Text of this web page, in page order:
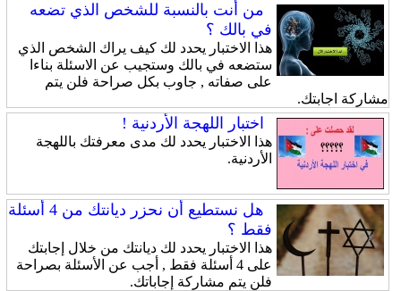
من أنت بالنسبة للشخص الذي تضعه
في بالك ؟
هذا الاختبار يحدد لك كيف يراك الشخص الذي
ستضعه في بالك وستجيب عن الاسئلة بناءا
على صفاته , جاوب بكل صراحة فلن يتم
مشاركة اجابتك.
اختبار اللهجة الأردنية !
هذا الاختبار يحدد لك مدى معرفتك باللهجة
الأردنية.
هل نستطيع أن نحزر ديانتك من 4 أسئلة
فقط ؟
هذا الاختبار يحدد لك ديانتك من خلال إجابتك
على 4 أسئلة فقط , أجب عن الأسئلة بصراحة
فلن يتم مشاركة إجاباتك.